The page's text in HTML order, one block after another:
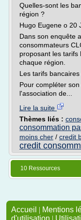
Quelles-sont les
région ?
Hugo Eugene o 20
Dans son enquête
consommateurs
proposant les tarifs
chaque région.
Les tarifs
Pour compléter
l'association de...
Lire la suite
Thèmes liés :
consommation
moins cher / credit
credit
10 Ressources
Accueil | Mentions
d'utilisation |